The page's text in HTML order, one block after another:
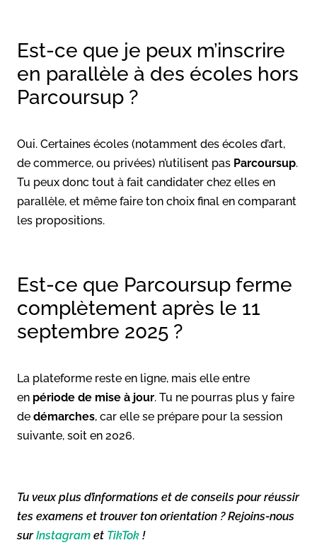
Est-ce que je peux m’inscrire
en parallèle à des écoles hors
Parcoursup ?
Oui. Certaines écoles (notamment des écoles d’art,
de commerce, ou privées) n’utilisent pas Parcoursup.
Tu peux donc tout à fait candidater chez elles en
parallèle, et même faire ton choix final en comparant
les propositions.
Est-ce que Parcoursup ferme
complètement après le 11
septembre 2025 ?
La plateforme reste en ligne, mais elle entre
en période de mise à jour. Tu ne pourras plus y faire
de démarches, car elle se prépare pour la session
suivante, soit en 2026.
Tu veux plus d’informations et de conseils pour réussir
tes examens et trouver ton orientation ? Rejoins-nous
surInstagram et TikTok !